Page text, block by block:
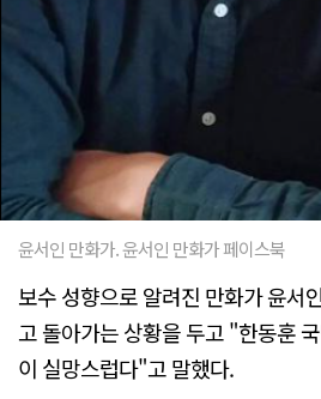
윤서인 만화가. 윤서인 만화가 페이스북
보수 성향으로 알려진 만화가 윤서
고 돌아가는 상황을 두고 "한동훈
이 실망스럽다"고 말했다.